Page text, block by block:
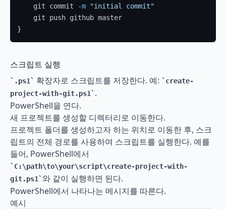
    git commit
-m
"initial commit"
    git push github master
스크립트 실행
.ps1 확장자로 스크립트를 저장한다. 예:
create-
project-with-git.ps1
.
PowerShell을 연다.
새 프로젝트를 생성할 디렉터리로 이동한다.
프로젝트 폴더를 생성하고자 하는 위치로 이동한 후, 스크
립트의 전체 경로를 사용하여 스크립트를 실행한다. 예를
C:\path\to\your\script\create-project-with-
git.ps1
와 같이 실행하면 된다.
PowerShell에서 나타나는 메시지를 따른다.
예시